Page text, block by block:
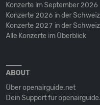
Konzerte im September 2026
Konzerte 2026 in der Schweiz
Konzerte 2027 in der Schweiz
Alle Konzerte im Überblick
ABOUT
Über openairguide.net
Dein Support für